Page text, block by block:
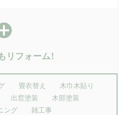
リフォーム！
畳衣替え
木巾木貼り
出窓塗装
木部塗装
ング
雑工事